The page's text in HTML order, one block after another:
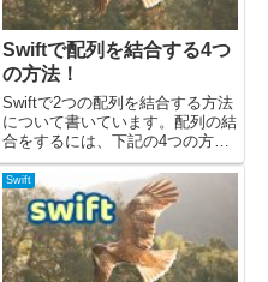
Swiftで配列を結合する4つ
の方法！
Swiftで2つの配列を結合する方法
について書いています。配列の結
合をするには、下記の4つの方法
があります。・`+`演算子を使
う・`+=`演算子を使う・append
メソッドを使う・flatMapメソッ
ドを使うサンプルコードは、
Swiftバー...
Swift